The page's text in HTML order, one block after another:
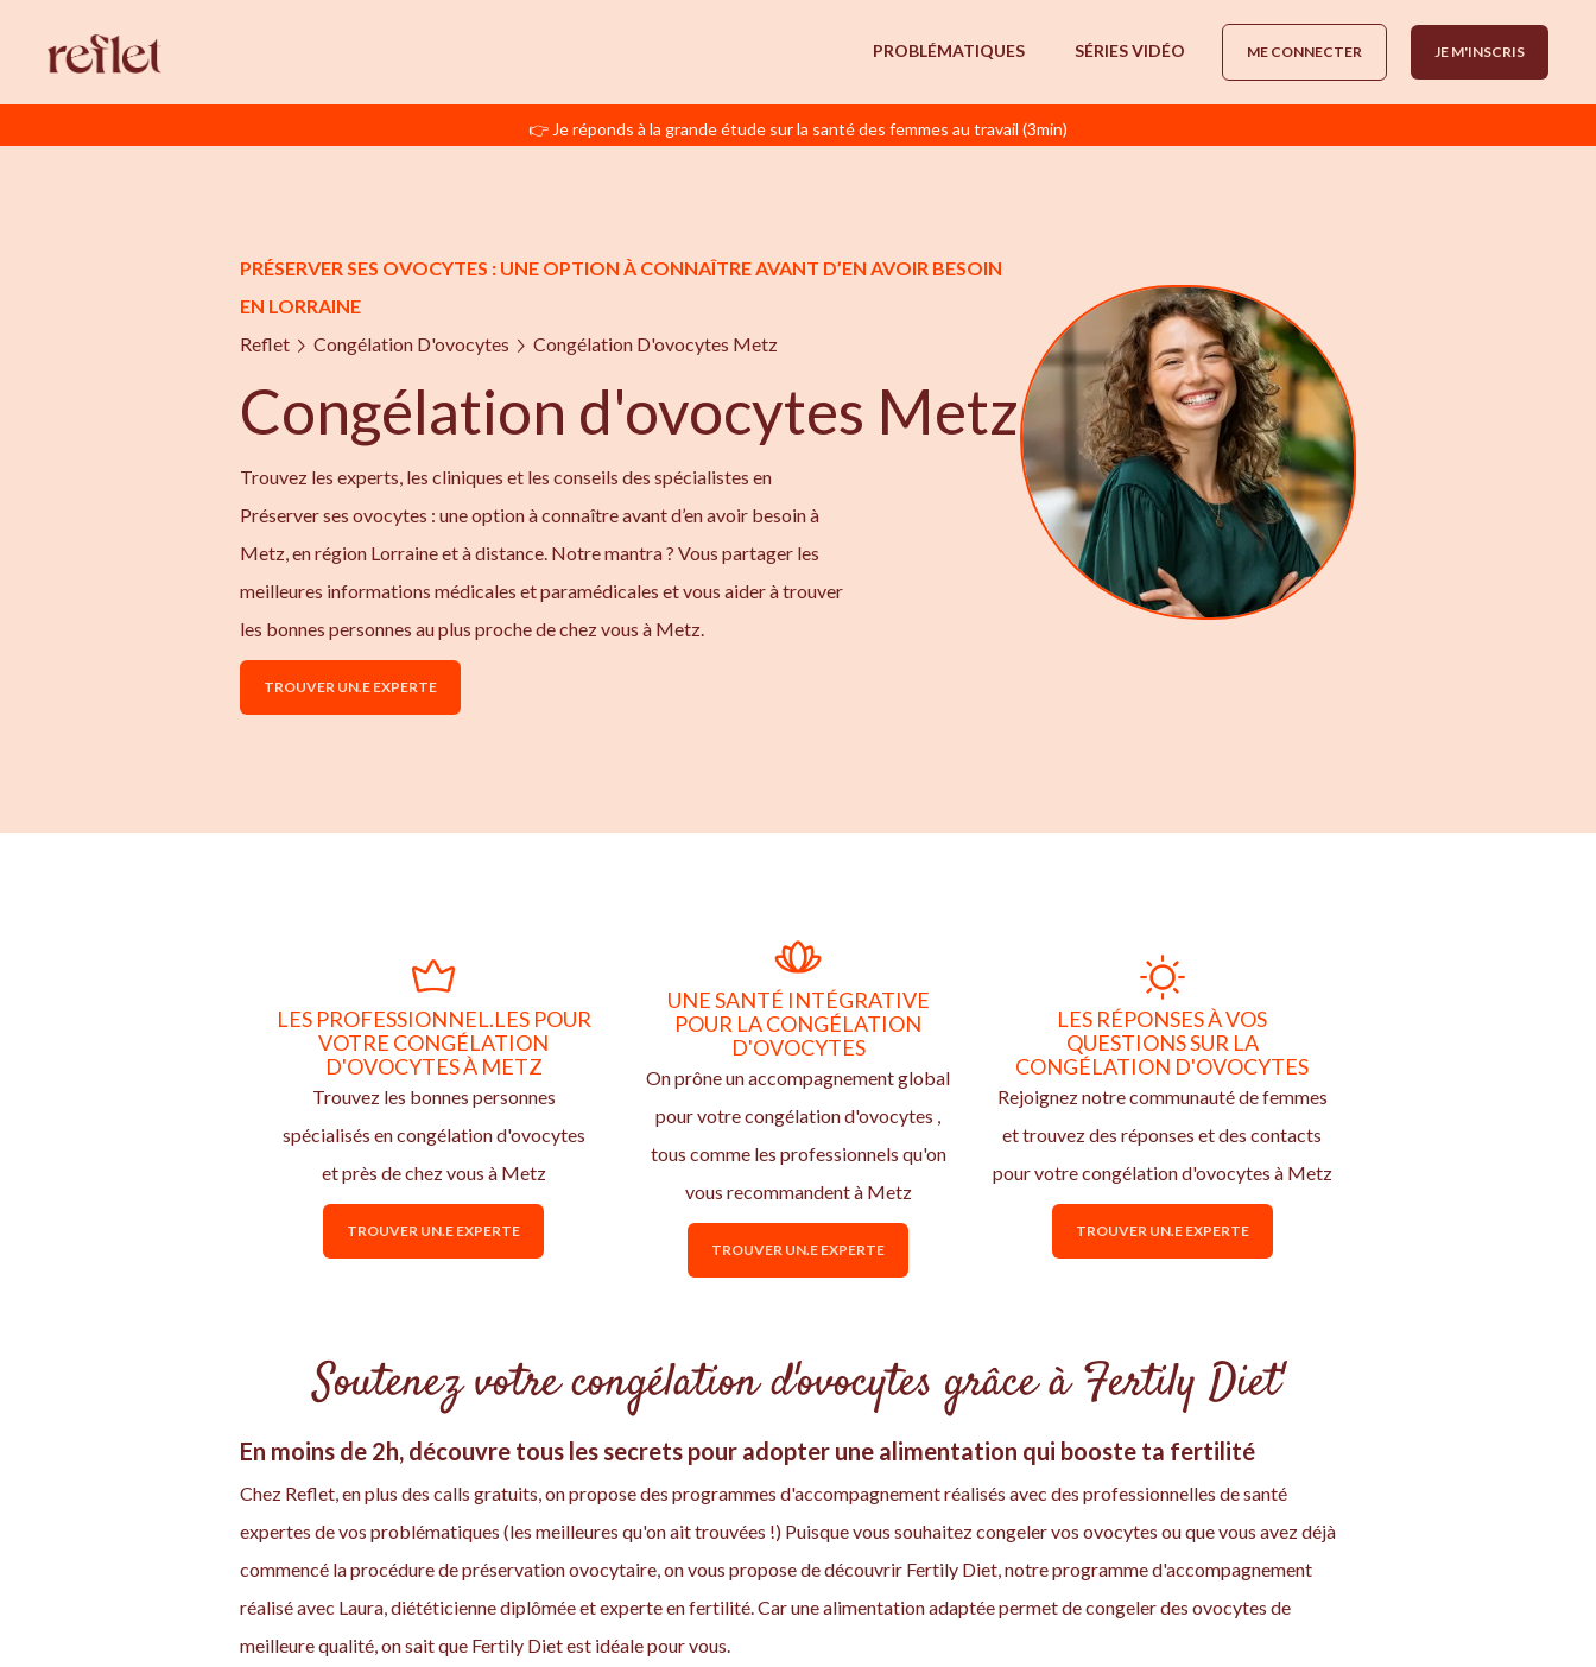
PROBLÉMATIQUES SÉRIES VIDÉO ME CONNECTER JE M'INSCRIS
👉 Je réponds à la grande étude sur la santé des femmes au travail (3min)
PRÉSERVER SES OVOCYTES : UNE OPTION À CONNAÎTRE AVANT D’EN AVOIR BESOIN
EN LORRAINE
Reflet
Congélation D'ovocytes Congélation D'ovocytes Metz
Congélation d'ovocytes Metz
Trouvez les experts, les cliniques et les conseils des spécialistes en
Préserver ses ovocytes : une option à connaître avant d’en avoir besoin à
Metz, en région Lorraine et à distance. Notre mantra ? Vous partager les
meilleures informations médicales et paramédicales et vous aider à trouver
les bonnes personnes au plus proche de chez vous à Metz.
TROUVER UN.E EXPERTE
LES PROFESSIONNEL.LES POUR
VOTRE CONGÉLATION
D'OVOCYTES À METZ
Trouvez les bonnes personnes
spécialisés en congélation d'ovocytes
et près de chez vous à Metz
TROUVER UN.E EXPERTE
UNE SANTÉ INTÉGRATIVE
POUR LA CONGÉLATION
D'OVOCYTES
On prône un accompagnement global
pour votre congélation d'ovocytes ,
tous comme les professionnels qu'on
vous recommandent à Metz
TROUVER UN.E EXPERTE
LES RÉPONSES À VOS
QUESTIONS SUR LA
CONGÉLATION D'OVOCYTES
Rejoignez notre communauté de femmes
et trouvez des réponses et des contacts
pour votre congélation d'ovocytes à Metz
TROUVER UN.E EXPERTE
Soutenez votre congélation d'ovocytes grâce à Fertily Diet'
En moins de 2h, découvre tous les secrets pour adopter une alimentation qui booste ta fertilité
Chez Reflet, en plus des calls gratuits, on propose des programmes d'accompagnement réalisés avec des professionnelles de santé
expertes de vos problématiques (les meilleures qu'on ait trouvées !) Puisque vous souhaitez congeler vos ovocytes ou que vous avez déjà
commencé la procédure de préservation ovocytaire, on vous propose de découvrir Fertily Diet, notre programme d'accompagnement
réalisé avec Laura, diététicienne diplômée et experte en fertilité. Car une alimentation adaptée permet de congeler des ovocytes de
meilleure qualité, on sait que Fertily Diet est idéale pour vous.